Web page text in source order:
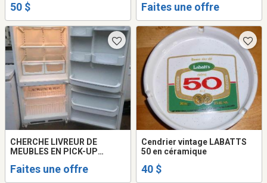
50 $ Faites une offre
CHERCHE LIVREUR DE
MEUBLES EN PICK-UP
Faites une offre
Cendrier vintage LABATTS
50 en céramique
40 $